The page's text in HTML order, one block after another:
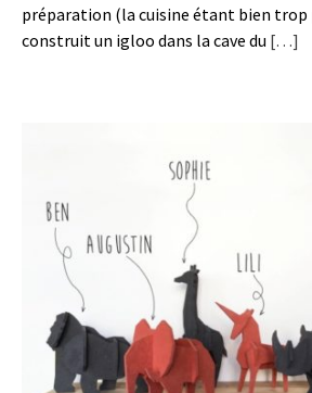
préparation (la cuisine étant bien trop
construit un igloo dans la cave du […]